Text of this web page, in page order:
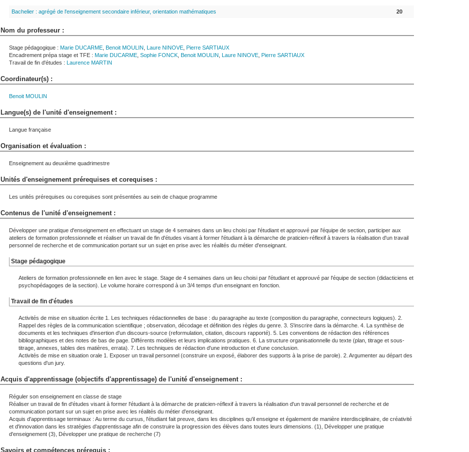
Bachelier : agrégé de l'enseignement secondaire inférieur, orientation mathématiques 20
Nom du professeur :
Stage pédagogique : Marie DUCARME, Benoit MOULIN Laure NINOVE, Pierre SARTIAUX
Encadrement prépa stage et TFE : Marie DUCARME, Sophie FONCK, Benoit MOULIN Laure NINOVE, Pierre SARTIAUX
Travail de fin d'études : Laurence MARTIN
Coordinateur(s) :
Benoit MOULIN
Langue(s) de l'unité d'enseignement :
Langue française
Organisation et évaluation :
Enseignement au deuxième quadrimestre
Unités d'enseignement prérequises et corequises :
Les unités prérequises ou corequises sont présentées au sein de chaque programme
Contenus de l'unité d'enseignement :
Développer une pratique d'enseignement en effectuant un stage de 4 semaines dans un lieu choisi par l'étudiant et approuvé par l'équipe de section, participer aux
ateliers de formation professionnelle et réaliser un travail de fin d'études visant à former l'étudiant à la démarche de praticien-réflexif à travers la réalisation d'un travail
personnel de recherche et de communication portant sur un sujet en prise avec les réalités du métier d'enseignant.
Stage pédagogique
Ateliers de formation professionnelle en lien avec le stage. Stage de 4 semaines dans un lieu choisi par l'étudiant et approuvé par l'équipe de section (didacticiens et
psychopédagoges de la section). Le volume horaire correspond à un 3/4 temps d'un enseignant en fonction.
Travail de fin d'études
Activités de mise en situation écrite 1. Les techniques rédactionnelles de base : du paragraphe au texte (composition du paragraphe, connecteurs logiques). 2.
Rappel des règles de la communication scientifique ; observation, décodage et définition des règles du genre. 3. S'inscrire dans la démarche. 4. La synthèse de
documents et les techniques d'insertion d'un discours-source (reformulation, citation, discours rapporté). 5. Les conventions de rédaction des références
bibliographiques et des notes de bas de page. Différents modèles et leurs implications pratiques. 6. La structure organisationnelle du texte (plan, titrage et sous-
titrage, annexes, tables des matières, errata). 7. Les techniques de rédaction d'une introduction et d'une conclusion.
Activités de mise en situation orale 1. Exposer un travail personnel (construire un exposé, élaborer des supports à la prise de parole). 2. Argumenter au départ des
questions d'un jury.
Acquis d'apprentissage (objectifs d'apprentissage) de l'unité d'enseignement :
Réguler son enseignement en classe de stage
Réaliser un travail de fin d'études visant à former l'étudiant à la démarche de praticien-réflexif à travers la réalisation d'un travail personnel de recherche et de
communication portant sur un sujet en prise avec les réalités du métier d'enseignant.
Acquis d'apprentissage terminaux : Au terme du cursus, l'étudiant fait preuve, dans les disciplines qu'il enseigne et également de manière interdisciplinaire, de créativité
et d'innovation dans les stratégies d'apprentissage afin de construire la progression des élèves dans toutes leurs dimensions. (1), Développer une pratique
d'enseignement (3), Développer une pratique de recherche (7)
Savoirs et compétences prérequis :